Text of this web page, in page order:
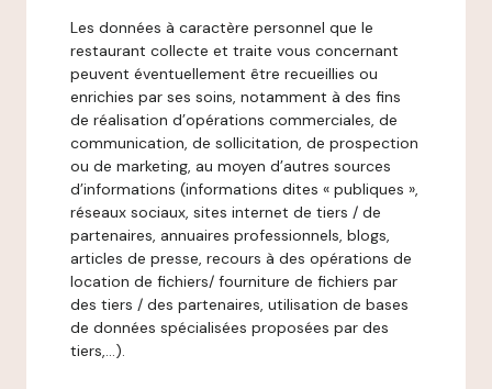
Les données à caractère personnel que le
restaurant collecte et traite vous concernant
peuvent éventuellement être recueillies ou
enrichies par ses soins, notamment à des fins
de réalisation d’opérations commerciales, de
communication, de sollicitation, de prospection
ou de marketing, au moyen d’autres sources
d’informations (informations dites « publiques »,
réseaux sociaux, sites internet de tiers / de
partenaires, annuaires professionnels, blogs,
articles de presse, recours à des opérations de
location de fichiers/ fourniture de fichiers par
des tiers / des partenaires, utilisation de bases
de données spécialisées proposées par des
tiers,…).